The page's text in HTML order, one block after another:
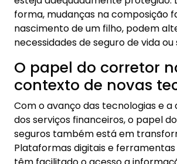
forma, mudanças na composição
nascimento de um filho, podem
necessidades de seguro de vida ou
O papel do corretor
contexto de novas
Com o avanço das tecnologias e a
dos serviços financeiros, o papel
seguros também está em
Plataformas digitais e